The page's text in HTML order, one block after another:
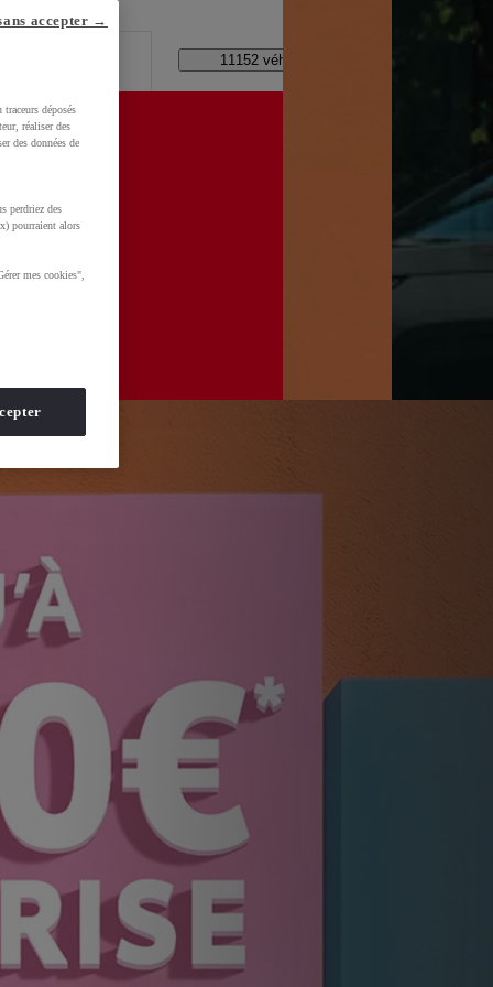
?
11152 véhicules disponibles
aVDI8UPDjklX-0hMNvj6Hr03teIhoCskwQAvD_BwE&gbraid=0AAAAADMU_rPROFq2-
déposés
réaliser des
des données de
perdriez des
pourraient alors
mes cookies",
accepter →